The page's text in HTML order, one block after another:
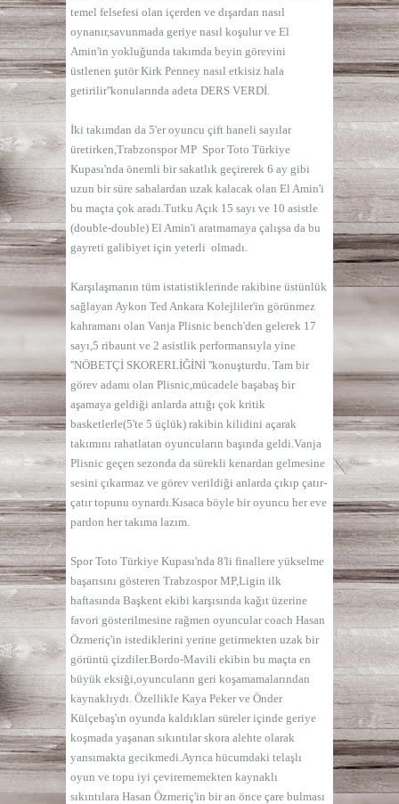
temel felsefesi olan içerden ve dışardan nasıl
oynanır,savunmada geriye nasıl koşulur ve El
Amin'in yokluğunda takımda beyin görevini
üstlenen şutör Kirk Penney nasıl etkisiz hala
getirilir''konularında adeta DERS VERDİ.
İki takımdan da 5'er oyuncu çift haneli sayılar
üretirken,Trabzonspor MP Spor Toto Türkiye
Kupası'nda önemli bir sakatlık geçirerek 6 ay gibi
uzun bir süre sahalardan uzak kalacak olan El Amin'i
bu maçta çok aradı.Tutku Açık 15 sayı ve 10 asistle
(double-double) El Amin'i aratmamaya çalışsa da bu
gayreti galibiyet için yeterli olmadı.
Karşılaşmanın tüm istatistiklerinde rakibine üstünlük
sağlayan Aykon Ted Ankara Kolejliler'in görünmez
kahramanı olan Vanja Plisnic bench'den gelerek 17
sayı,5 ribaunt ve 2 asistlik performansıyla yine
''NÖBETÇİ SKORERLİĞİNİ ''konuşturdu. Tam bir
görev adamı olan Plisnic,mücadele başabaş bir
aşamaya geldiği anlarda attığı çok kritik
basketlerle(5'te 5 üçlük) rakibin kilidini açarak
takımını rahatlatan oyuncuların başında geldi.Vanja
Plisnic geçen sezonda da sürekli kenardan gelmesine
sesini çıkarmaz ve görev verildiği anlarda çıkıp çatır-
çatır topunu oynardı.Kısaca böyle bir oyuncu her eve
pardon her takıma lazım.
Spor Toto Türkiye Kupası'nda 8'li finallere yükselme
başarısını gösteren Trabzospor MP,Ligin ilk
haftasında Başkent ekibi karşısında kağıt üzerine
favori gösterilmesine rağmen oyuncular coach Hasan
Özmeriç'in istediklerini yerine getirmekten uzak bir
görüntü çizdiler.Bordo-Mavili ekibin bu maçta en
büyük eksiği,oyuncuların geri koşamamalarından
kaynaklıydı. Özellikle Kaya Peker ve Önder
Külçebaş'ın oyunda kaldıkları süreler içinde geriye
koşmada yaşanan sıkıntılar skora alehte olarak
yansımakta gecikmedi.Ayrıca hücumdaki telaşlı
oyun ve topu iyi çevirememekten kaynaklı
sıkıntılara Hasan Özmeriç'in bir an önce çare bulması